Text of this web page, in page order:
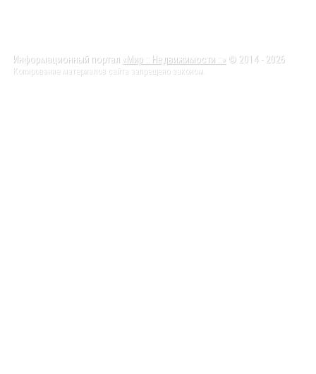
Информационный портал «Мир :: Недвижимости ::» © 2014 - 2026
Копирование материалов сайта запрещено законом.